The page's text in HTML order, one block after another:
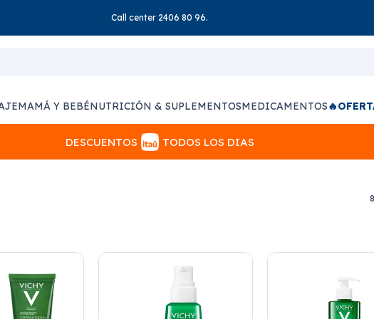
Call center 2406 80 96.
MAMÁ Y BEBÉNUTRICIÓN & SUPLEMENTOSMEDICAMENTOS
DESCUENTOS TODOS LOS DIAS